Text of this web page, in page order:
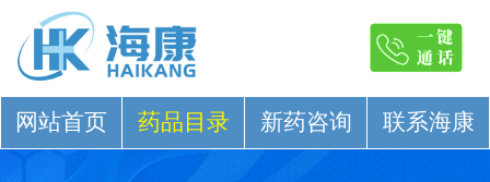
网站首页 药品目录 新药咨询 联系海康